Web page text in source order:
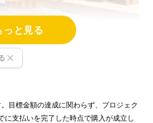
っと見る
目標金額の達成に関わらず、プロジェク
に支払いを完了した時点で購入が成立し